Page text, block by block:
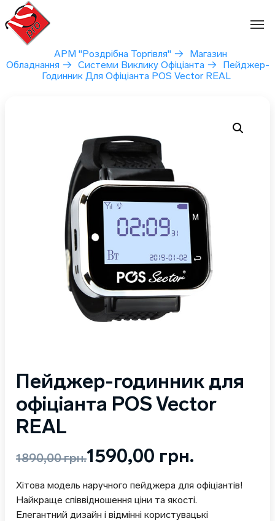
Перейти
вмісту
АРМ "Роздрібна Торгівля" →
Магазин
Обладнання → Системи Виклику Офіціанта →
Пейджер-
Годинник Для Офіціанта POS Vector REAL
Пейджер-годинник для
офіціанта POS Vector
REAL
1890,00грн.
Оригінальна
ціна:
1890,00 грн..
1590,00 грн.
Поточна
ціна:
1590,00 грн..
Хітова модель наручного пейджера для офіціантів!
Найкраще співвідношення ціни та якості.
Елегантний дизайн і відмінні користувацькі